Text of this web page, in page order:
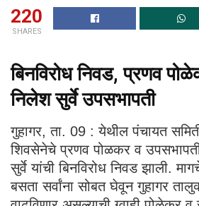
220
SHARES
बिनविरोध निवड, प्रणव
निलेश सुर्वे उपसभापती
गुहागर, ता. 09 : येथील पंचायत
शिवसेनेचे प्रणव पोळकर व
सुर्वे यांची बिनविरोध निवड झाली.
बसता सर्वांना सोबत घेवून गुहागर